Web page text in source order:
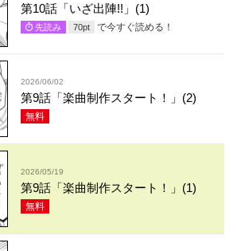
第10話「いざ出陣!!」(1)
先読み 70pt で今すぐ読める！
2026/06/02
第9話「楽曲制作スタート！」(2)
無料
2026/05/19
第9話「楽曲制作スタート！」(1)
無料